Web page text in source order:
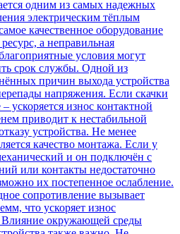
одним из самых надежных
электрическим тёплым
качественное оборудование
а неправильная
условия могут
срок службы. Одной из
причин выхода устройства
напряжения. Если скачки
ускоряется износ контактной
приводит к нестабильной
устройства. Не менее
качество монтажа. Если у
и он подключён с
или контакты недостаточно
их постепенное ослабление.
сопротивление вызывает
что ускоряет износ
Влияние окружающей среды